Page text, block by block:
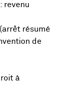
: revenu
(arrêt résumé
de
à